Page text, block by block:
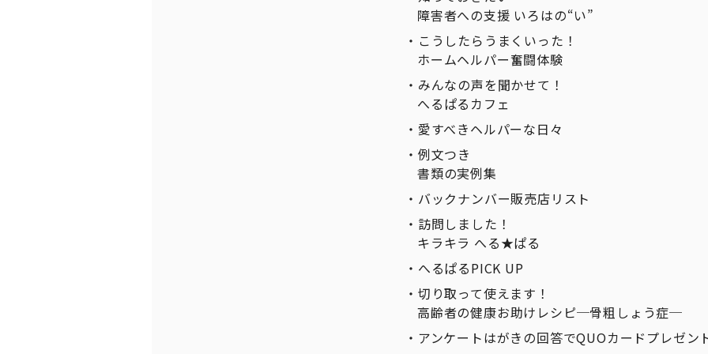
障害者への支援 いろはの“い”
こうしたらうまくいった！
ホームヘルパー奮闘体験
みんなの声を聞かせて！
へるぱるカフェ
愛すべきヘルパーな日々
例文つき
書類の実例集
バックナンバー販売店リスト
訪問しました！
キラキラ へる★ぱる
へるぱるPICK UP
切り取って使えます！
高齢者の健康お助けレシピ─骨粗しょう症─
アンケートはがきの回答でQUOカードプレゼン